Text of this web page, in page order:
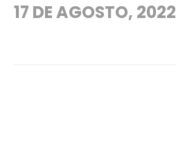
17 DE AGOSTO, 2022